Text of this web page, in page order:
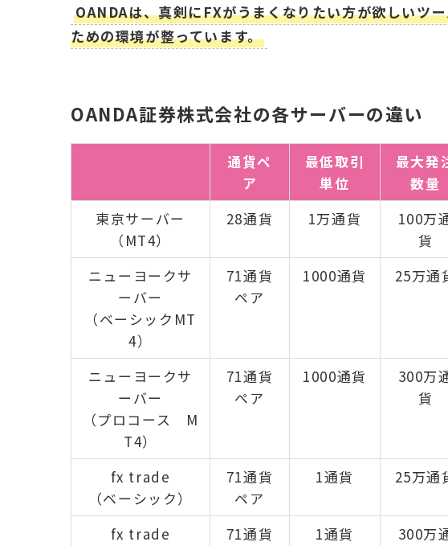
OANDAは、真剣にFXがうまくなりたい方が欲しいツ
ための環境が整っています。
OANDA証券株式会社の各サーバーの違い
通貨ペ
ア
最低取引
単位
最大発
数量
東京サーバー
（MT4）
28通貨 1万通貨
100万
貨
ニューヨークサ
ーバー
（ベーシックMT
4）
71通貨
ペア
1000通貨 25万通
ニューヨークサ
ーバー
（プロコース M
T4）
71通貨
ペア
1000通貨
300万
貨
fx trade
（ベーシック）
71通貨
ペア
1通貨 25万通
fx trade
71通貨
1通貨
300万